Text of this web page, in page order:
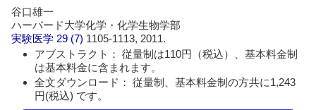
谷口雄一
ハーバード大学化学・化学生物学部
実験医学 29 (7) 1105-1113, 2011.
アブストラクト： 従量制は110円（税込）、基本料金制
は基本料金に含まれます。
全文ダウンロード： 従量制、基本料金制の方共に1,243
円(税込) です。